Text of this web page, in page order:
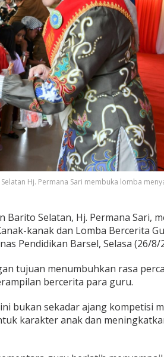
Hj. Permana Sari membuka lomba
Barito Selatan, Hj. Permana Sari,
kanak dan Lomba Bercerita
Pendidikan Barsel, Selasa (26/8/
tujuan menumbuhkan rasa
bercerita para guru.
bukan sekadar ajang kompetisi
karakter anak dan